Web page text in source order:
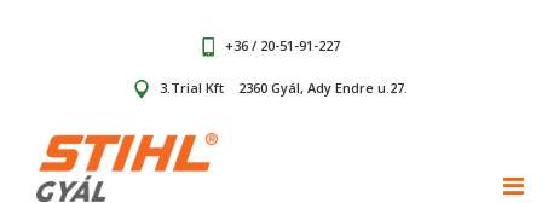
+36 / 20-51-91-227
3.Trial Kft 2360 Gyál, Ady Endre u.27.